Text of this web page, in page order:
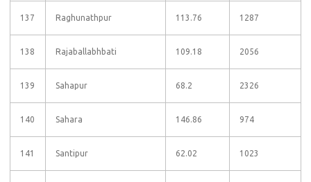
137 Raghunathpur 113.76 1287
138 Rajaballabhbati 109.18 2056
139 Sahapur 68.2 2326
140 Sahara 146.86 974
141 Santipur 62.02 1023